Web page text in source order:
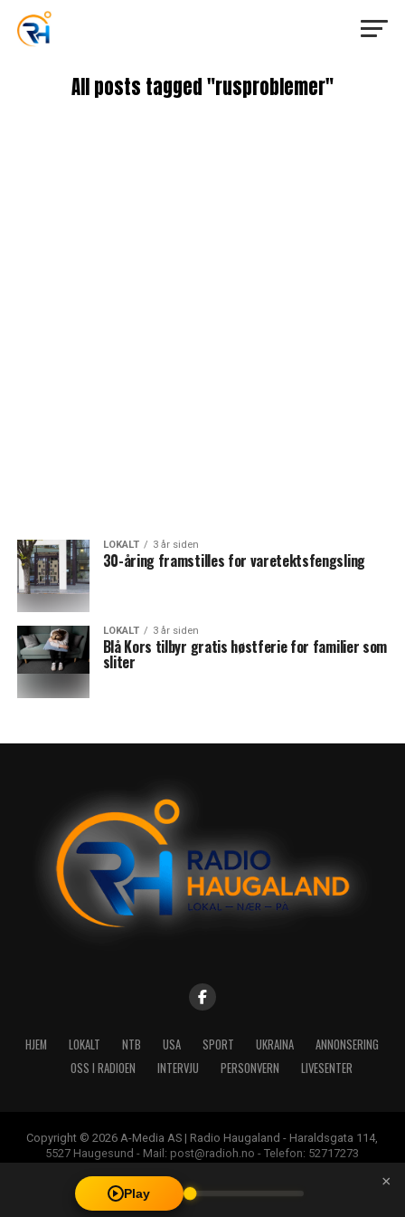
All posts tagged "rusproblemer"
LOKALT 3 år siden
30-åring framstilles for varetektsfengsling
LOKALT 3 år siden
Blå Kors tilbyr gratis høstferie for familier som
sliter
HJEM LOKALT NTB USA SPORT UKRAINA
ANNONSERING
OSS I RADIOEN
INTERVJU PERSONVERN LIVESENTER
Copyright © 2026 A-Media AS | Radio Haugaland - Haraldsgata 114,
5527 Haugesund - Mail: post@radioh.no - Telefon: 52717273
Play
×